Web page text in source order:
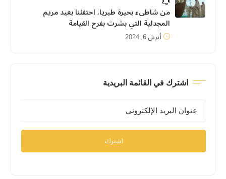
من شاطىء بحيرة طبريا، احتفلنا بعيد مريم
المجدلية التي بشرت بفرح القيامة
أبريل 6, 2024
اشترك في القائمة البريدية
اشترك